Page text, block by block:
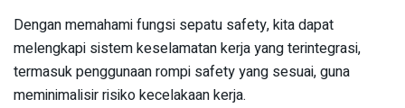
Dengan memahami fungsi sepatu safety, kita dapat
melengkapi sistem keselamatan kerja yang terintegrasi,
termasuk penggunaan rompi safety yang sesuai, guna
meminimalisir risiko kecelakaan kerja.